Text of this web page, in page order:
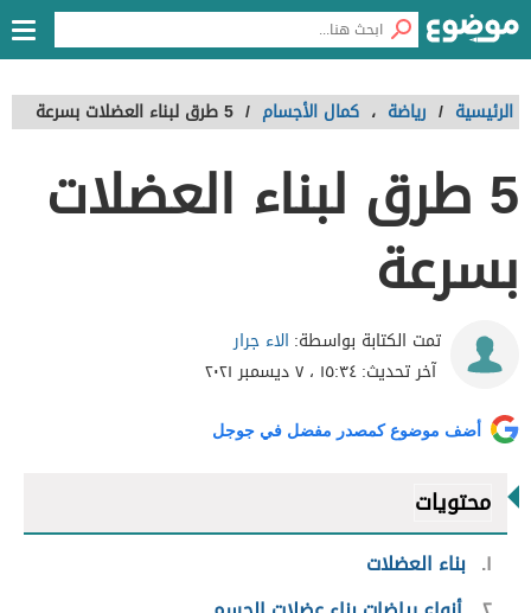
الرئيسية / رياضة ، كمال الأجسام / 5 طرق لبناء العضلات بسرعة
5 طرق لبناء العضلات
بسرعة
تمت الكتابة بواسطة: الاء جرار
آخر تحديث:١٥:٣٤ ، ٧ ديسمبر ٢٠٢١
أضف موضوع كمصدر مفضل في جوجل
محتويات
١ بناء العضلات